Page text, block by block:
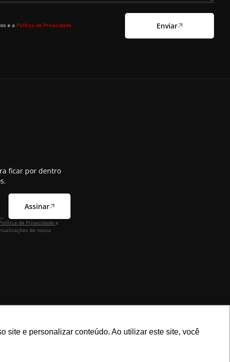
site e personalizar conteúdo. Ao utilizar este site, você
e a Política de Privacidade. Enviar
ficar por dentro
Assinar
Política de Privacidade e
de nossa